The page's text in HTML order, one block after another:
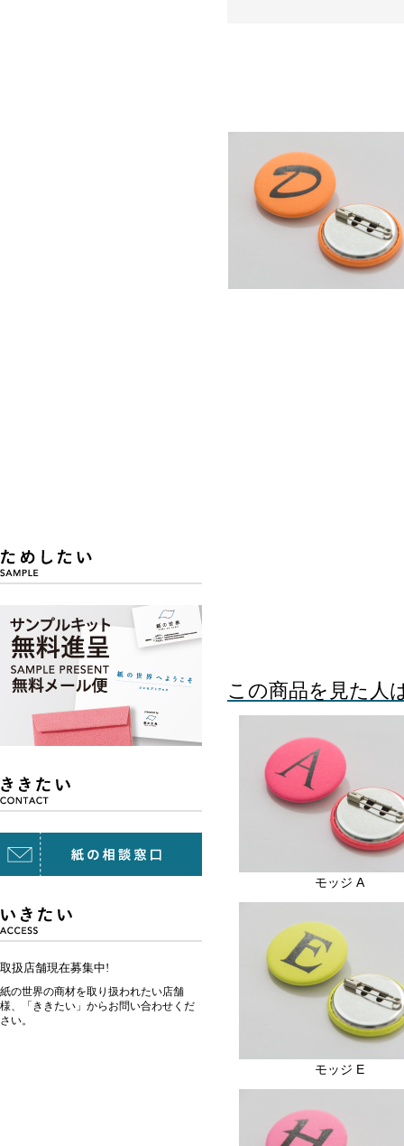
取扱店舗現在募集中!
紙の世界の商材を取り扱われたい店舗
様、「ききたい」からお問い合わせくだ
さい。
この商品を見た人
モッジ A
モッジ E